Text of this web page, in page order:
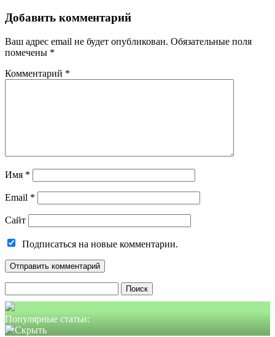
Добавить комментарий
Ваш адрес email не будет опубликован. Обязательные поля
помечены *
Комментарий *
Имя *
Email *
Сайт
Подписаться на новые комментарии.
Популярные статьи: